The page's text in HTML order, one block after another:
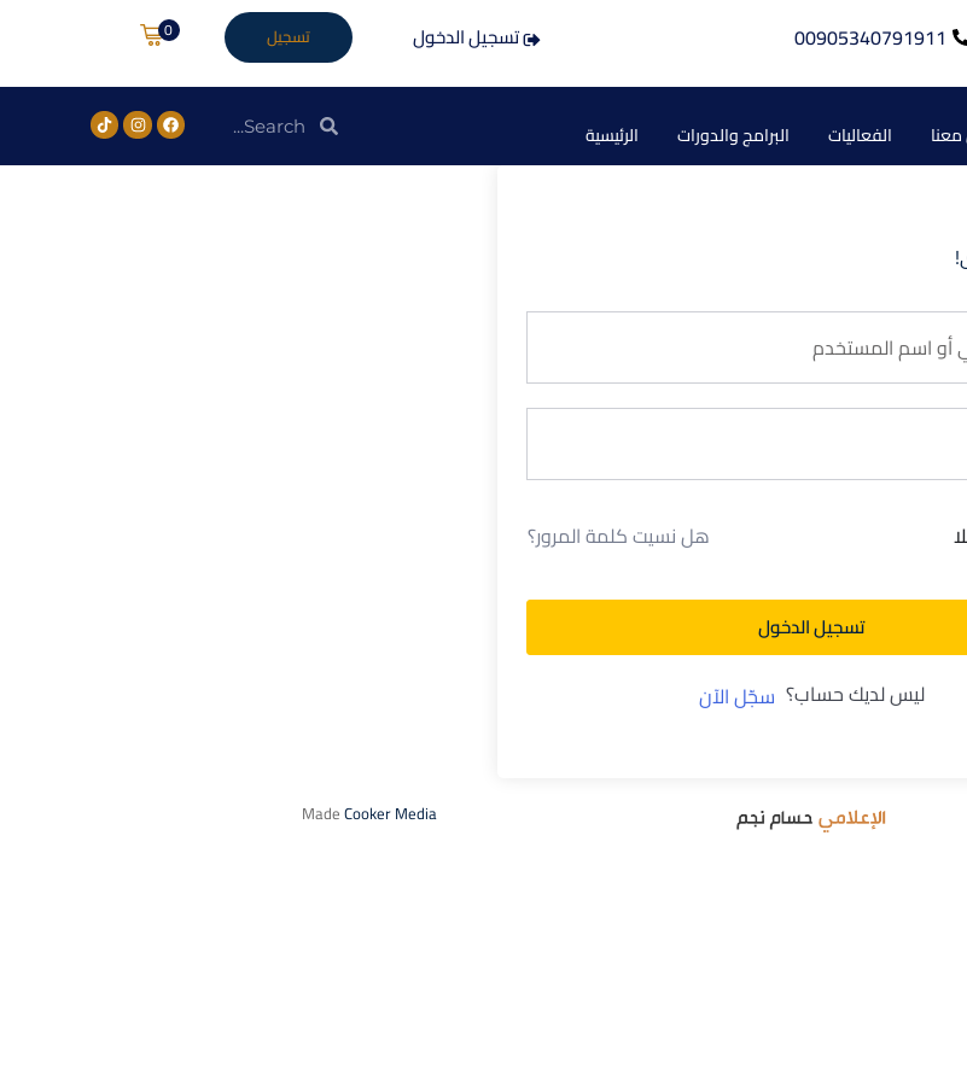
00905340791911 تسجيل الدخول تسجيل 0
الرئيسية البرامج والدورات الفعاليات
هل نسيت كلمة المرور؟
تسجيل الدخول
ليس لديك حساب؟ سجّل الآن
MadeCooker Media